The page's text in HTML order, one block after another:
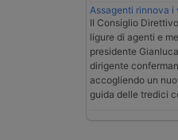
Assagenti rinnova
Il Consiglio
ligure di agenti e
presidente
dirigente
accogliendo un
guida delle tredici